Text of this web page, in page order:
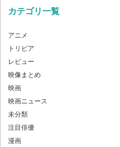
カテゴリ一覧
アニメ
トリビア
レビュー
映像まとめ
映画
映画ニュース
未分類
注目俳優
漫画